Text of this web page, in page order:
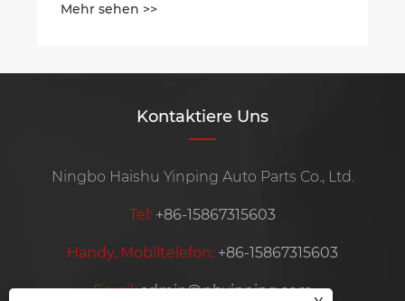
Mehr sehen >>
Kontaktiere Uns
Ningbo Haishu Yinping Auto Parts Co., Ltd.
Tel: +86-15867315603
Handy, Mobiltelefon: +86-15867315603
Email:admin@nbyinping.com